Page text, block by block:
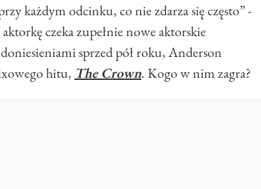
każdym odcinku, co nie zdarza się często” -
czeka zupełnie nowe aktorskie
sprzed pół roku, Anderson
hitu, The Crown. Kogo w nim zagra?